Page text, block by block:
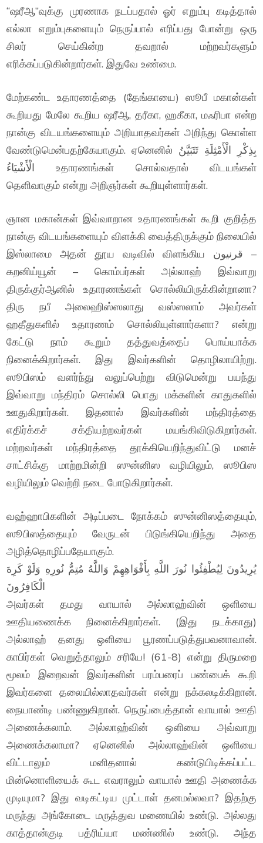
“ஷரீஆ”வுக்கு முரணாக நடப்பதால் ஓர் எறும்பு கடித்தால்
எல்லா எறும்புகளையும் நெருப்பால் எரிப்பது போன்று ஒரு
சிலர் செய்கின்ற தவறால் மற்றவர்களும்
எரிக்கப்படுகின்றார்கள். இதுவே உண்மை.
மேற்கண்ட உதாரணத்தை (தேங்காயை) ஸூபீ மகான்கள்
கூறியது மேலே கூறிய ஷரீஆ, தரீகா, ஹகீகா, மஃரிபா என்ற
நான்கு விடயங்களையும் அறியாதவர்கள் அறிந்து கொள்ள
வேண்டுமென்பதற்கேயாகும். ஏனெனில் بِذِكْرِ الْأَمْثِلَةِ تَتَبَيَّنُ
الْأَشْيَاءُ உதாரணங்கள் சொல்வதால் விடயங்கள்
தெளிவாகும் என்று அறிஞர்கள் கூறியுள்ளார்கள்.
ஞான மகான்கள் இவ்வாறான உதாரணங்கள் கூறி குறித்த
நான்கு விடயங்களையும் விளக்கி வைத்திருக்கும் நிலையில்
இஸ்லாமை அதன் தூய வடிவில் விளங்கிய قرنيون –
கறனிய்யூன் – கொம்பர்கள் அல்லாஹ் இவ்வாறு
திருக்குர்ஆனில் உதாரணங்கள் சொல்லியிருக்கின்றானா?
திரு நபீ அலைஹிஸ்ஸலாது வஸ்ஸலாம் அவர்கள்
ஹதீதுகளில் உதாரணம் சொல்லியுள்ளார்களா? என்று
கேட்டு நாம் கூறும் தத்துவத்தைப் பொய்யாக்க
நினைக்கிறார்கள். இது இவர்களின் தொழிலாயிற்று.
ஸூபிஸம் வளர்ந்து வலுப்பெற்று விடுமென்று பயந்து
இவ்வாறு மந்திரம் சொல்லி பொது மக்களின் காதுகளில்
ஊதுகிறார்கள். இதனால் இவர்களின் மந்திரத்தை
எதிர்க்கச் சக்தியற்றவர்கள் மயங்கிவிடுகிறார்கள்.
மற்றவர்கள் மந்திரத்தை தூக்கியெறிந்துவிட்டு மனச்
சாட்சிக்கு மாற்றமின்றி ஸுன்னிஸ வழியிலும், ஸூபிஸ
வழியிலும் வெற்றி நடை போடுகிறார்கள்.
வஹ்ஹாபிகளின் அடிப்படை நோக்கம் ஸுன்னிஸத்தையும்,
ஸூபிஸத்தையும் வேருடன் பிடுங்கியெறிந்து அதை
அழித்தொழிப்பதேயாகும்.
يُرِيدُونَ لِيُطْفِئُوا نُورَ اللَّهِ بِأَفْوَاهِهِمْ وَاللَّهُ مُتِمُّ نُورِهِ وَلَوْ كَرِهَ
الْكَافِرُونَ
அவர்கள் தமது வாயால் அல்லாஹ்வின் ஒளியை
ஊதியணைக்க நினைக்கிறார்கள். (இது நடக்காது)
அல்லாஹ் தனது ஒளியை பூரணப்படுத்துபவனாவான்.
காபிர்கள் வெறுத்தாலும் சரியே! (61-8) என்று திருமறை
மூலம் இறைவன் இவர்களின் பரம்பரைப் பண்பைக் கூறி
இவர்களை தலையில்லாதவர்கள் என்று நக்கலடிக்கிறான்.
நையாண்டி பண்ணுகிறான். நெருப்பைத்தான் வாயால் ஊதி
அணைக்கலாம். அல்லாஹ்வின் ஒளியை அவ்வாறு
அணைக்கலாமா? ஏனெனில் அல்லாஹ்வின் ஒளியை
விட்டாலும் மனிதனால் கண்டுபிடிக்கப்பட்ட
மின்னொளியைக் கூட எவராலும் வாயால் ஊதி அணைக்க
முடியுமா? இது வடிகட்டிய முட்டாள் தனமல்லவா? இதற்கு
மருந்து அங்கோடை மருத்துவ மணையில் உண்டு. அல்லது
காத்தான்குடி பத்ரிய்யா மண்ணில் உண்டு. அந்த